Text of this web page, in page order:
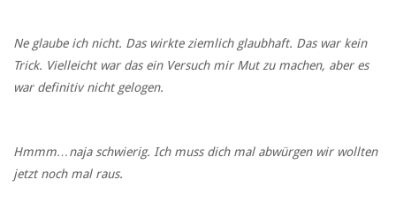
Ne glaube ich nicht. Das wirkte ziemlich glaubhaft. Das war kein
Trick. Vielleicht war das ein Versuch mir Mut zu machen, aber es
war definitiv nicht gelogen.
Hmmm…naja schwierig. Ich muss dich mal abwürgen wir wollten
jetzt noch mal raus.